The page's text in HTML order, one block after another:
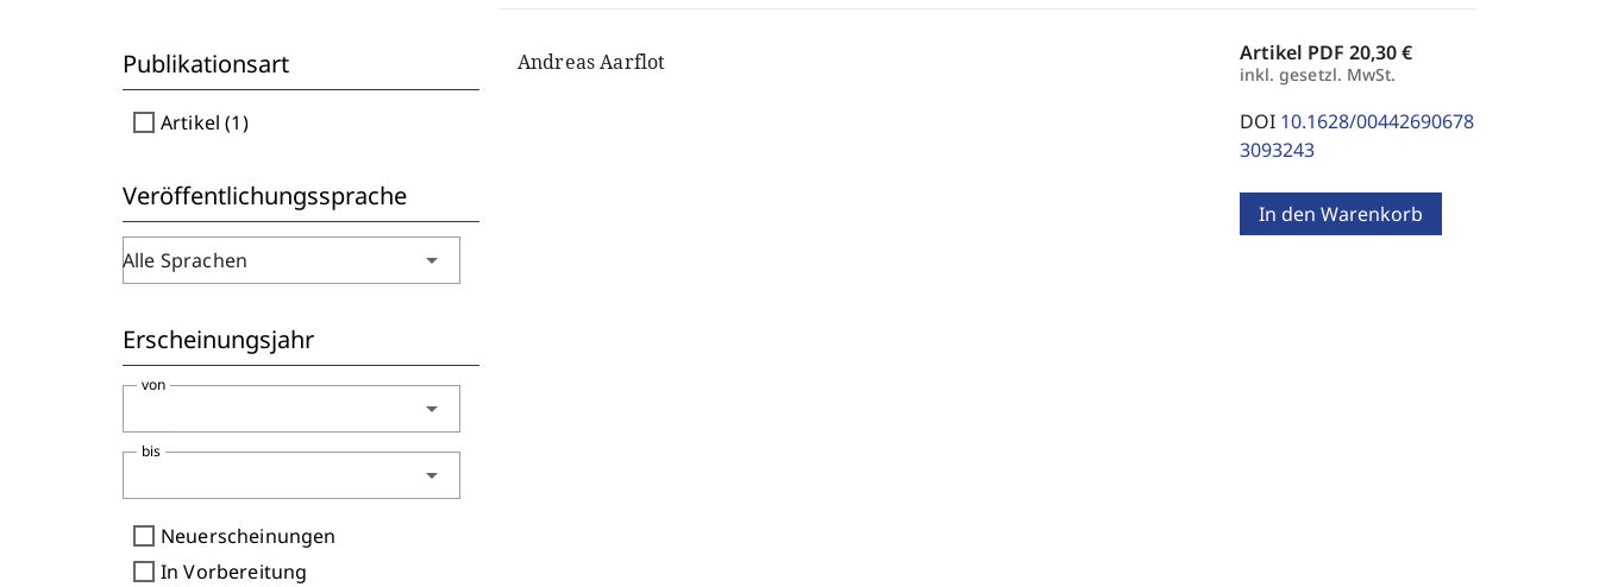
Publikationsart
check_box_outline_blank Artikel (1)
Veröffentlichungssprache
Alle Sprachen arrow_drop_down
Erscheinungsjahr
arrow_drop_down
von
arrow_drop_down
bis
check_box_outline_blank Neuerscheinungen
check_box_outline_blank In Vorbereitung
Andreas Aarflot Artikel PDF 20,30 €
inkl. gesetzl. MwSt.
DOI 10.1628/00442690678
3093243
In den Warenkorb